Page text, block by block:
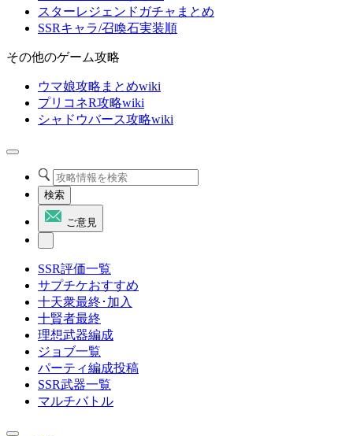
スターレジェンドガチャまとめ
SSRキャラ/召喚石実装順
その他のゲーム攻略
ウマ娘攻略まとめwiki
プリコネR攻略wiki
シャドウバース攻略wiki
検索
ご意見
SSR評価一覧
サプチケおすすめ
十天衆最終･加入
十賢者最終
理想武器編成
ジョブ一覧
パーティ編成投稿
SSR武器一覧
マルチバトル